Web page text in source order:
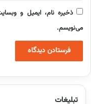
ذخیره نام، ایمیل و
می‌نویسم.
تبلیغات